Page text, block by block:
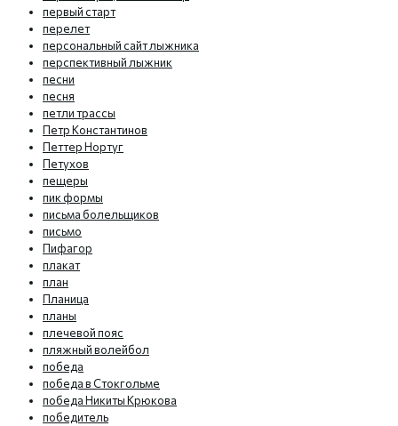
первый старт
перелет
персональный сайт лыжника
перспективный лыжник
песни
песня
петли трассы
Петр Константинов
Петтер Нортуг
Петухов
пещеры
пик формы
письма болельщиков
письмо
Пифагор
плакат
план
Планица
планы
плечевой пояс
пляжный волейбол
победа
победа в Стокгольме
победа Никиты Крюкова
победитель